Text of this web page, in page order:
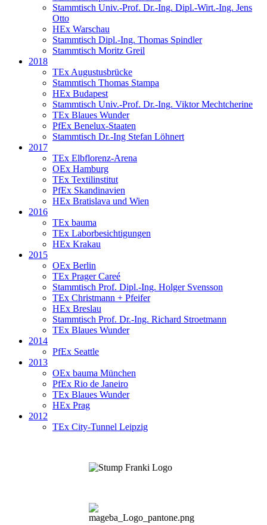
Stammtisch Univ.-Prof. Dr.-Ing. Dipl.-Wirt.-Ing. Jens
Otto
HEx Warschau
Stammtisch Dipl.-Ing. Thomas Spindler
Stammtisch Moritz Greil
2018
TEx Augustusbrücke
Stammtisch Thomas Stampa
HEx Budapest
Stammtisch Univ.-Prof. Dr.-Ing. Viktor Mechtcherine
TEx Blaues Wunder
PfEx Benelux-Staaten
Stammtisch Dr.-Ing Stefan Löhnert
2017
TEx Elbflorenz-Arena
OEx Hamburg
TEx Textilinstitut
PfEx Skandinavien
HEx Bratislava und Wien
2016
TEx bauma
TEx Laborbesichtigungen
HEx Krakau
2015
OEx Berlin
TEx Prager Careé
Stammtisch Prof. Dipl.-Ing. Holger Svensson
TEx Christmann + Pfeifer
HEx Breslau
Stammtisch Prof. Dr.-Ing. Richard Stroetmann
TEx Blaues Wunder
2014
PfEx Seattle
2013
OEx bauma München
PfEx Rio de Janeiro
TEx Blaues Wunder
HEx Prag
2012
TEx City-Tunnel Leipzig